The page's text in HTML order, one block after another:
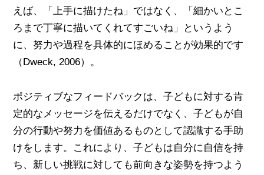
えば、「上手に描けたね」ではなく、「細かいとこ
ろまで丁寧に描いてくれてすごいね」というよう
に、努力や過程を具体的にほめることが効果的です
（Dweck, 2006）。
ポジティブなフィードバックは、子どもに対する肯
定的なメッセージを伝えるだけでなく、子どもが自
分の行動や努力を価値あるものとして認識する手助
けをします。これにより、子どもは自分に自信を持
ち、新しい挑戦に対しても前向きな姿勢を持つよう